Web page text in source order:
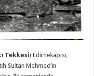
Tekkesi) Edirnekapısı,
Sultan Mehmed’in